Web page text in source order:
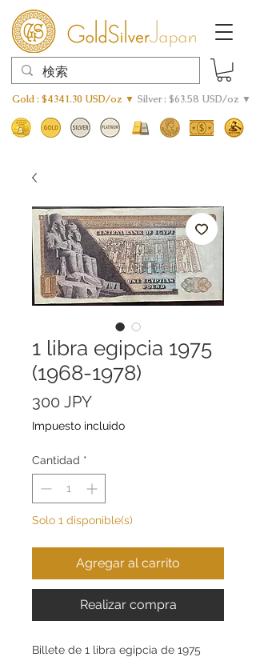
Gold : $4341.30 USD/oz ▼ Silver : $63.58 USD/oz ▼
1 libra egipcia 1975
(1968-1978)
300 JPYPrecio
Impuesto incluido
Cantidad *
Solo 1 disponible(s)
Agregar al carrito
Realizar compra
Billete de 1 libra egipcia de 1975